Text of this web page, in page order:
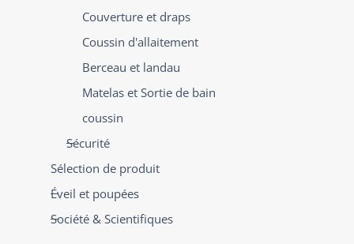
Couverture et draps
Coussin d'allaitement
Berceau et landau
Matelas et Sortie de bain
coussin
Sécurité
Sélection de produit
Éveil et poupées
Société & Scientifiques